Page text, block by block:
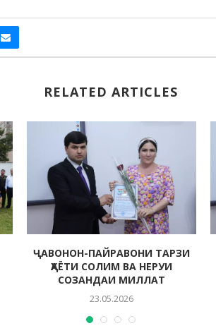
RELATED ARTICLES
ҶАВОНОН-ПАЙРАВОНИ ТАРЗИ
ҲАЁТИ СОЛИМ ВА НЕРУИ
СОЗАНДАИ МИЛЛАТ
23.05.2026